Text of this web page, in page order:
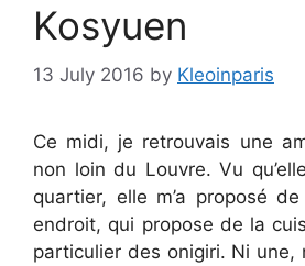
Kosyuen
13 July 2016 by Kleoinparis
Ce midi, je retrouvais une
non loin du Louvre. Vu
quartier, elle m’a proposé
endroit, qui propose de la
particulier des onigiri. Ni une,